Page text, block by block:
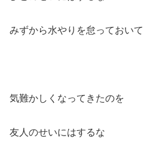
みずから水やりを怠っておいて
気難かしくなってきたのを
友人のせいにはするな